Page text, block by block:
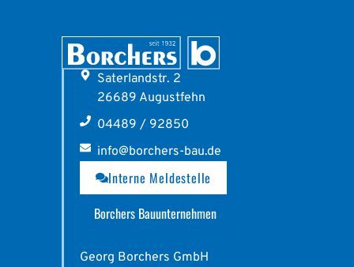
Saterlandstr. 2
26689 Augustfehn
04489 / 92850
info@borchers-bau.de
Interne Meldestelle
Borchers Bauunternehmen
Georg Borchers GmbH